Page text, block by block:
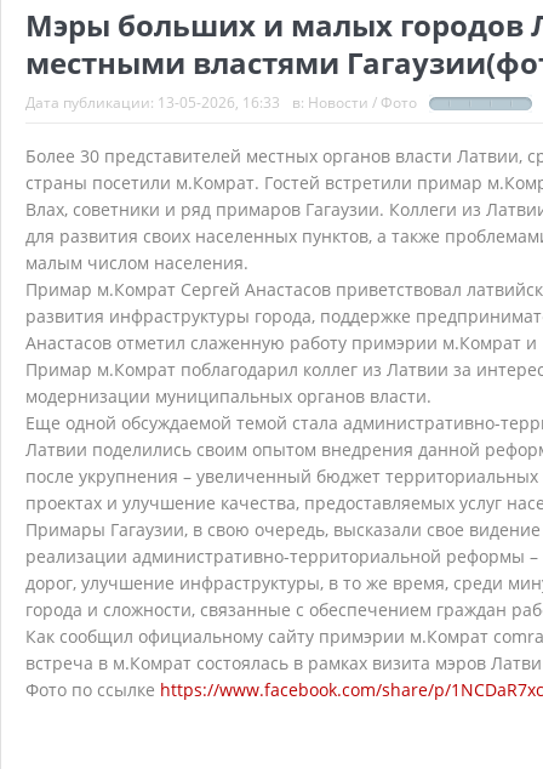
Мэры больших и малых городов
местными властями
Дата публикации: 13-05-2026, 16:33 в: Новости / Фото
Более 30 представителей местных органов власти
страны посетили м.Комрат. Гостей встретили примар
Влах, советники и ряд примаров Гагаузии. Коллеги из
для развития своих населенных пунктов, а также
малым числом населения.
Примар м.Комрат Сергей Анастасов приветствовал
развития инфраструктуры города, поддержке
Анастасов отметил слаженную работу примэрии м.Комрат и
Примар м.Комрат поблагодарил коллег из Латвии за
модернизации муниципальных органов власти.
Еще одной обсуждаемой темой стала административно-
Латвии поделились своим опытом внедрения данной
после укрупнения – увеличенный бюджет
проектах и улучшение качества, предоставляемых услуг
Примары Гагаузии, в свою очередь, высказали свое
реализации административно-территориальной реформы
дорог, улучшение инфраструктуры, в то же время, среди
города и сложности, связанные с обеспечением граждан
Как сообщил официальному сайту примэрии м.Комрат
встреча в м.Комрат состоялась в рамках визита мэров
Фото по ссылке https://www.facebook.com/share/p/